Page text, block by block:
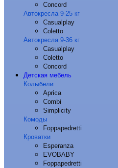
Concord
Автокресла 9-25 кг
Casualplay
Coletto
Автокресла 9-36 кг
Casualplay
Coletto
Concord
Детская мебель
Колыбели
Aprica
Combi
Simplicity
Комоды
Foppapedretti
Кроватки
Esperanza
EVOBABY
Foppapedretti